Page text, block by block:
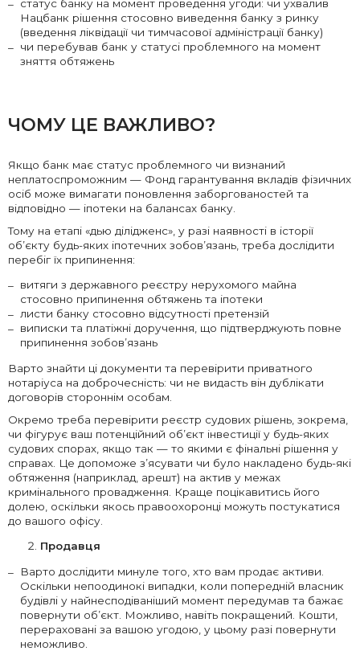
статус банку на момент проведення угоди: чи ухвалив
Нацбанк рішення стосовно виведення банку з ринку
(введення ліквідації чи тимчасової адміністрації банку)
чи перебував банк у статусі проблемного на момент
зняття обтяжень
ЧОМУ ЦЕ ВАЖЛИВО?
Якщо банк має статус проблемного чи визнаний
неплатоспроможним — Фонд гарантування вкладів фізичних
осіб може вимагати поновлення заборгованостей та
відповідно — іпотеки на балансах банку.
Тому на етапі «дью ділідженс», у разі наявності в історії
об’єкту будь-яких іпотечних зобов’язань, треба дослідити
перебіг їх припинення:
витяги з державного реєстру нерухомого майна
стосовно припинення обтяжень та іпотеки
листи банку стосовно відсутності претензій
виписки та платіжні доручення, що підтверджують повне
припинення зобов’язань
Варто знайти ці документи та перевірити приватного
нотаріуса на доброчесність: чи не видасть він дублікати
договорів стороннім особам.
Окремо треба перевірити реєстр судових рішень, зокрема,
чи фігурує ваш потенційний об’єкт інвестиції у будь-яких
судових спорах, якщо так — то якими є фінальні рішення у
справах. Це допоможе з’ясувати чи було накладено будь-які
обтяження (наприклад, арешт) на актив у межах
кримінального провадження. Краще поцікавитись його
долею, оскільки якось правоохоронці можуть постукатися
до вашого офісу.
Продавця
Варто дослідити минуле того, хто вам продає активи.
Оскільки непоодинокі випадки, коли попередній власник
будівлі у найнесподіваніший момент передумав та бажає
повернути об’єкт. Можливо, навіть покращений. Кошти,
перераховані за вашою угодою, у цьому разі повернути
неможливо.